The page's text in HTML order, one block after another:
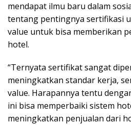
mendapat ilmu baru dalam
tentang pentingnya sertifikasi
value untuk bisa memberikan
hotel.
“Ternyata sertifikat sangat
meningkatkan standar kerja,
value. Harapannya tentu
ini bisa memperbaiki sistem
meningkatkan penjualan dari